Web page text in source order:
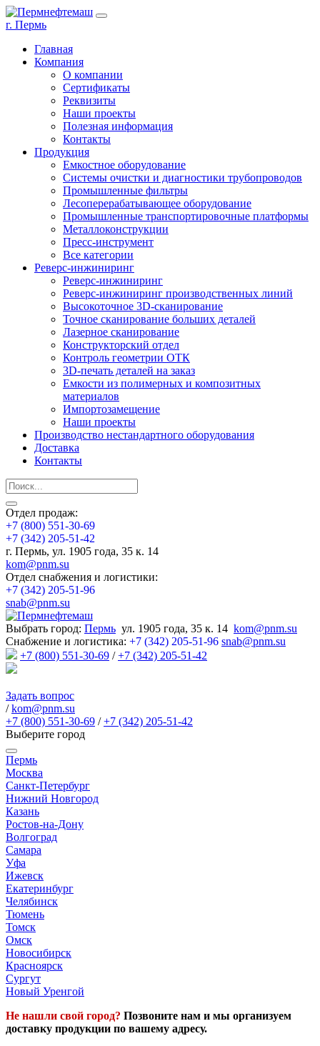
г. Пермь
Главная
Компания
О компании
Сертификаты
Реквизиты
Наши проекты
Полезная информация
Контакты
Продукция
Емкостное оборудование
Системы очистки и диагностики трубопроводов
Промышленные фильтры
Лесоперерабатывающее оборудование
Промышленные транспортировочные платформы
Металлоконструкции
Пресс-инструмент
Все категории
Реверс-инжиниринг
Реверс-инжиниринг
Реверс-инжиниринг производственных линий
Высокоточное 3D-сканирование
Точное сканирование больших деталей
Лазерное сканирование
Конструкторский отдел
Контроль геометрии ОТК
3D-печать деталей на заказ
Емкости из полимерных и композитных
материалов
Импортозамещение
Наши проекты
Производство нестандартного оборудования
Доставка
Контакты
Отдел продаж:
+7 (800) 551-30-69
+7 (342) 205-51-42
г. Пермь, ул. 1905 года, 35 к. 14
kom@pnm.su
Отдел снабжения и логистики:
+7 (342) 205-51-96
snab@pnm.su
Выбрать город: Пермь ул. 1905 года, 35 к. 14 kom@pnm.su
Снабжение и логистика: +7 (342) 205-51-96 snab@pnm.su
+7 (800) 551-30-69 /+7 (342) 205-51-42
Задать вопрос
/kom@pnm.su
+7 (800) 551-30-69 /+7 (342) 205-51-42
Выберите город
Пермь
Москва
Санкт-Петербург
Нижний Новгород
Казань
Ростов-на-Дону
Волгоград
Самара
Уфа
Ижевск
Екатеринбург
Челябинск
Тюмень
Томск
Омск
Новосибирск
Красноярск
Сургут
Новый Уренгой
Не нашли свой город? Позвоните нам и мы организуем
доставку продукции по вашему адресу.